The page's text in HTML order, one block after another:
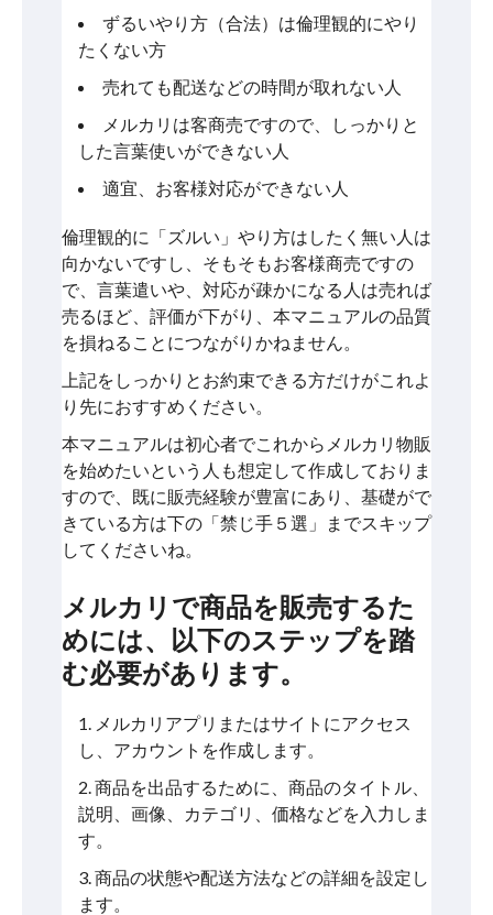
ずるいやり方（合法）は倫理観的にやり
たくない方
売れても配送などの時間が取れない人
メルカリは客商売ですので、しっかりと
した言葉使いができない人
適宜、お客様対応ができない人
倫理観的に「ズルい」やり方はしたく無い人は
向かないですし、そもそもお客様商売ですの
で、言葉遣いや、対応が疎かになる人は売れば
売るほど、評価が下がり、本マニュアルの品質
を損ねることにつながりかねません。
上記をしっかりとお約束できる方だけがこれよ
り先におすすめください。
本マニュアルは初心者でこれからメルカリ物販
を始めたいという人も想定して作成しておりま
すので、既に販売経験が豊富にあり、基礎がで
きている方は下の「禁じ手５選」までスキップ
してくださいね。
メルカリで商品を販売するた
めには、以下のステップを踏
む必要があります。
メルカリアプリまたはサイトにアクセス
し、アカウントを作成します。
商品を出品するために、商品のタイトル、
説明、画像、カテゴリ、価格などを入力しま
す。
商品の状態や配送方法などの詳細を設定し
ます。